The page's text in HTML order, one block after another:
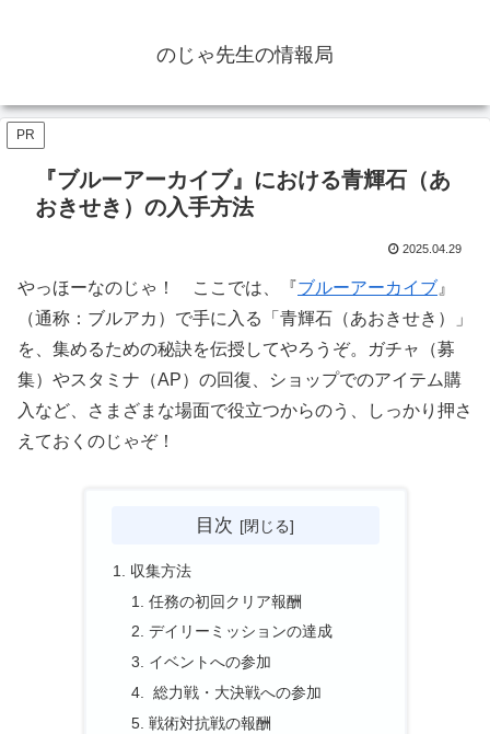
のじゃ先生の情報局
PR
『ブルーアーカイブ』における青輝石（あ
おきせき）の入手方法
2025.04.29
やっほーなのじゃ！ ここでは、『ブルーアーカイブ 』
（通称：ブルアカ）で手に入る「青輝石（あおきせき）」
を、集めるための秘訣を伝授してやろうぞ。ガチャ（募
集）やスタミナ（AP）の回復、ショップでのアイテム購
入など、さまざまな場面で役立つからのう、しっかり押さ
えておくのじゃぞ！
目次
収集方法
任務の初回クリア報酬
デイリーミッションの達成
イベントへの参加
総力戦・大決戦への参加
戦術対抗戦の報酬